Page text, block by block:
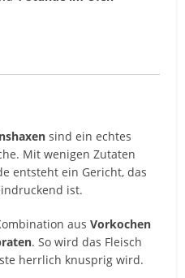
sind ein echtes
Mit wenigen Zutaten
entsteht ein Gericht, das
ist.
ausVorkochen
. So wird das Fleisch
herrlich knusprig wird.